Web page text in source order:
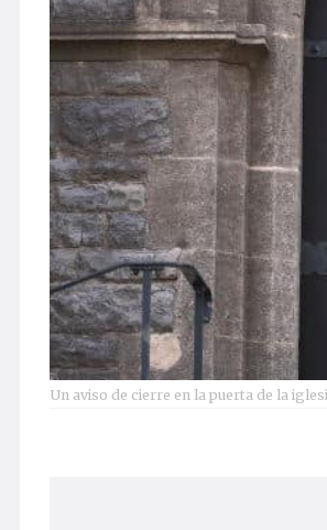
Un aviso de cierre en la puerta de la